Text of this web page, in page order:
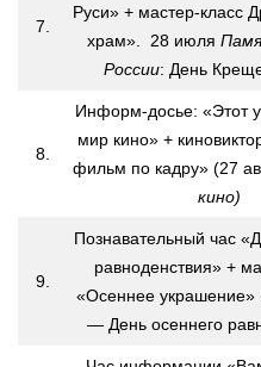
Линевская детская
Листвянская
Маякская сельская
Морозовская
Новососедовская
Преображенская
7.
Руси» + мастер-класс
храм». 28 июля
России: День
8.
Информ-досье: «Этот
мир кино» +
фильм по кадру» (27
кино)
9.
Познавательный час
равноденствия» +
«Осеннее украшение»
— День осеннего